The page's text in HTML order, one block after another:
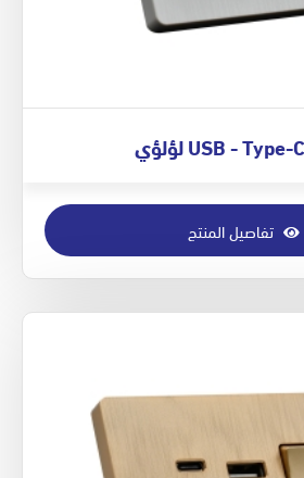
تفاصيل المنتج